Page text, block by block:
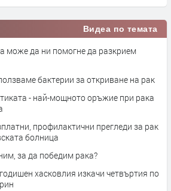
Видеа по темата
може да ни помогне да разкрием
бактерии за откриване на рак
- най-мощното оръжие при рака
профилактични прегледи за рак
болница
за да победим рака?
хасковлия изкачи четвъртия по